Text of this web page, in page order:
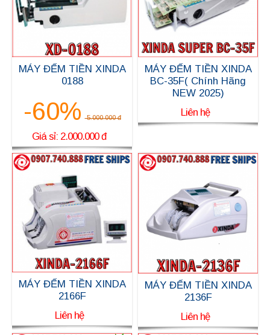
MÁY ĐẾM TIỀN XINDA
0188
-60% 5.000.000 đ
Giá sỉ: 2.000.000 đ
MÁY ĐẾM TIỀN XINDA
BC-35F( Chính Hãng
NEW 2025)
Liên hệ
MÁY ĐẾM TIỀN XINDA
2166F
Liên hệ
MÁY ĐẾM TIỀN XINDA
2136F
Liên hệ